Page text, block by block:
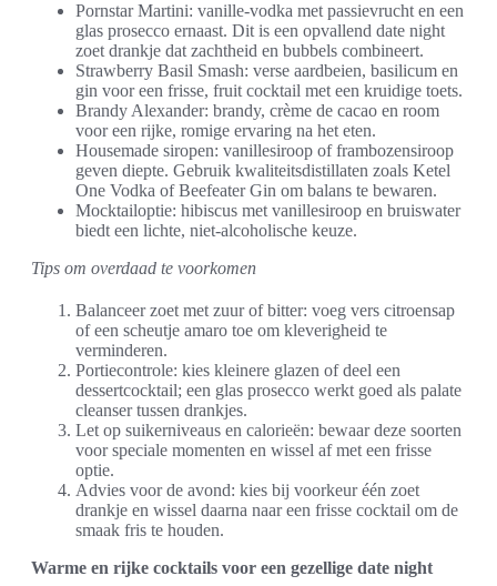
Pornstar Martini: vanille-vodka met passievrucht en een
glas prosecco ernaast. Dit is een opvallend date night
zoet drankje dat zachtheid en bubbels combineert.
Strawberry Basil Smash: verse aardbeien, basilicum en
gin voor een frisse, fruit cocktail met een kruidige toets.
Brandy Alexander: brandy, crème de cacao en room
voor een rijke, romige ervaring na het eten.
Housemade siropen: vanillesiroop of frambozensiroop
geven diepte. Gebruik kwaliteitsdistillaten zoals Ketel
One Vodka of Beefeater Gin om balans te bewaren.
Mocktailoptie: hibiscus met vanillesiroop en bruiswater
biedt een lichte, niet-alcoholische keuze.
Tips om overdaad te voorkomen
Balanceer zoet met zuur of bitter: voeg vers citroensap
of een scheutje amaro toe om kleverigheid te
verminderen.
Portiecontrole: kies kleinere glazen of deel een
dessertcocktail; een glas prosecco werkt goed als palate
cleanser tussen drankjes.
Let op suikerniveaus en calorieën: bewaar deze soorten
voor speciale momenten en wissel af met een frisse
optie.
Advies voor de avond: kies bij voorkeur één zoet
drankje en wissel daarna naar een frisse cocktail om de
smaak fris te houden.
Warme en rijke cocktails voor een gezellige date night